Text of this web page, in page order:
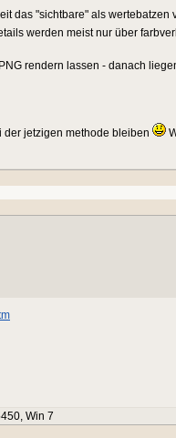
das "sichtbare" als
werden meist nur über
rendern lassen - danach
der jetzigen methode bleiben
Win 7